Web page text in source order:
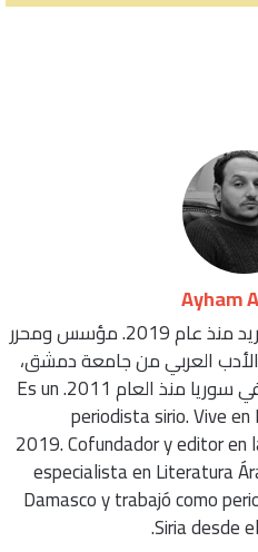
Ayham
صحفي سوري، يعيش في مدريد منذ عام 2019. مؤسس ومحرر
العربي من جامعة دمشق،
وعمل كصحفي خلال الحرب في سوريا منذ العام 2011. Es un
periodista sirio. Vive
2019. Cofundador y editor en
especialista en Literatura
Damasco y trabajó como
Siria desde